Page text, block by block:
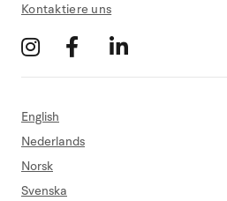
Kontaktiere uns
English
Nederlands
Norsk
Svenska